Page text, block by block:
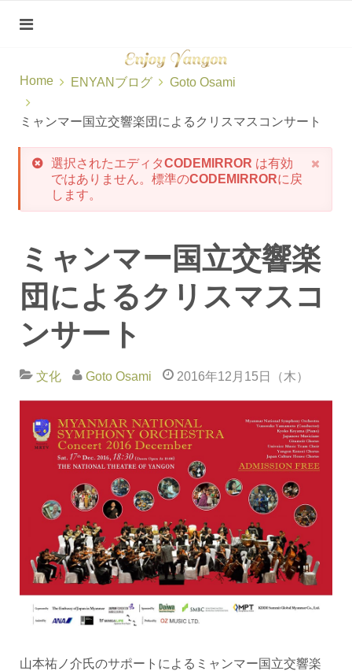
Home ENYANブログ Goto Osami
ミャンマー国立交響楽団によるクリスマスコンサート
選択されたエディタCODEMIRROR は有効
ではありません。標準のCODEMIRRORに戻
します。
ミャンマー国立交響楽
団によるクリスマスコ
ンサート
文化 Goto Osami 2016年12月15日（木）
山本祐ノ介氏のサポートによるミャンマー国立交響楽